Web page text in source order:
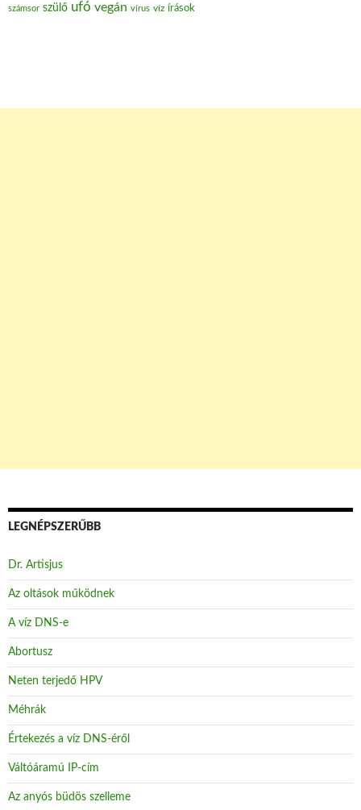
számsor szülő ufó vegán vírus víz írások
LEGNÉPSZERŰBB
Dr. Artisjus
Az oltások működnek
A víz DNS-e
Abortusz
Neten terjedő HPV
Méhrák
Értekezés a víz DNS-éről
Váltóáramú IP-cím
Az anyós büdös szelleme